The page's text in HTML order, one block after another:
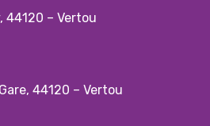
44120 – Vertou
44120 – Vertou